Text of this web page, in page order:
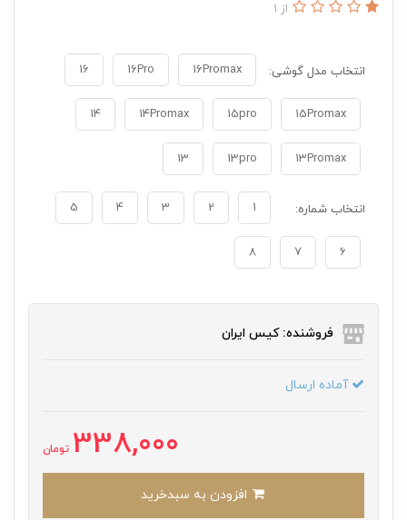
از 1
انتخاب مدل گوشی: 16Promax
16Pro
16
15Promax
15pro
14Promax
14
13Promax
13pro
13
انتخاب شماره: 1
2
3
4
5
6
7
8
فروشنده: کیس ایران
آماده ارسال
338,000 تومان